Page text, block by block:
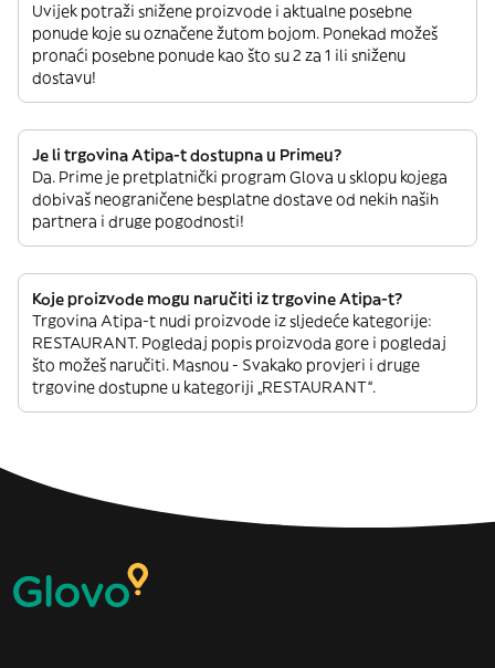
Uvijek potraži snižene proizvode i aktualne posebne
ponude koje su označene žutom bojom. Ponekad možeš
pronaći posebne ponude kao što su 2 za 1 ili sniženu
dostavu!
Je li trgovina Atipa-t dostupna u Primeu?
Da. Prime je pretplatnički program Glova u sklopu kojega
dobivaš neograničene besplatne dostave od nekih naših
partnera i druge pogodnosti!
Koje proizvode mogu naručiti iz trgovine Atipa-t?
Trgovina Atipa-t nudi proizvode iz sljedeće kategorije:
RESTAURANT. Pogledaj popis proizvoda gore i pogledaj
što možeš naručiti. Masnou - Svakako provjeri i druge
trgovine dostupne u kategoriji „RESTAURANT“.